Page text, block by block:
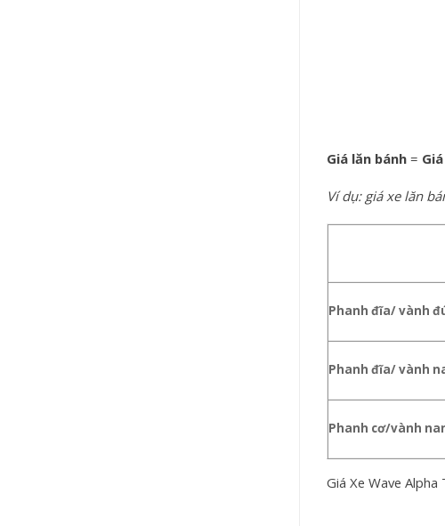
Giá lăn bánh =
Ví dụ: giá xe lăn
Phanh đĩa/ vành
Phanh đĩa/ vành
Phanh cơ/vành
Giá Xe Wave